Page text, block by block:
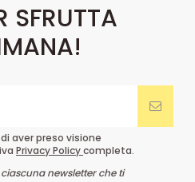
SFRUTTA
aver preso visione
Privacy Policycompleta.
newsletter che ti